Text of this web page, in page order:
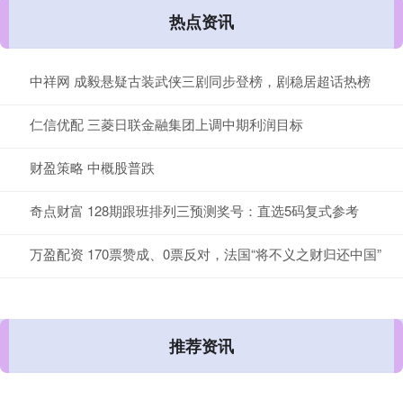
热点资讯
中祥网 成毅悬疑古装武侠三剧同步登榜，剧稳居超话热榜
仁信优配 三菱日联金融集团上调中期利润目标
财盈策略 中概股普跌
奇点财富 128期跟班排列三预测奖号：直选5码复式参考
万盈配资 170票赞成、0票反对，法国“将不义之财归还中国”
推荐资讯